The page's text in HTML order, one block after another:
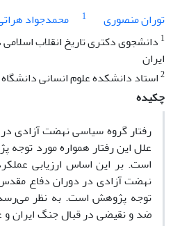
توران منصوری
1 محمدجواد
1 دانشجوی دکتری تاریخ انقلاب
ایران
2استاد دانشکده علوم انسانی
چکیده
رفتار گروه سیاسی نهضت آزادی در
علل این رفتار همواره مورد توجه
است. بر این اساس ارزیابی
نهضت آزادی در دوران دفاع
توجه پژوهش است. به نظر
ضد و نقیضی در قبال جنگ ایران و